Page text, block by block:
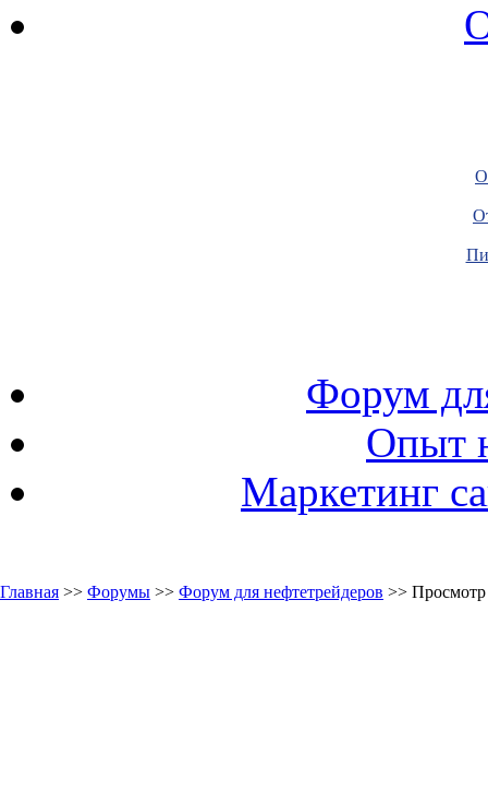
Форум
Опыт
Маркетинг
Главная >> Форумы >> Форум для нефтетрейдеров >>